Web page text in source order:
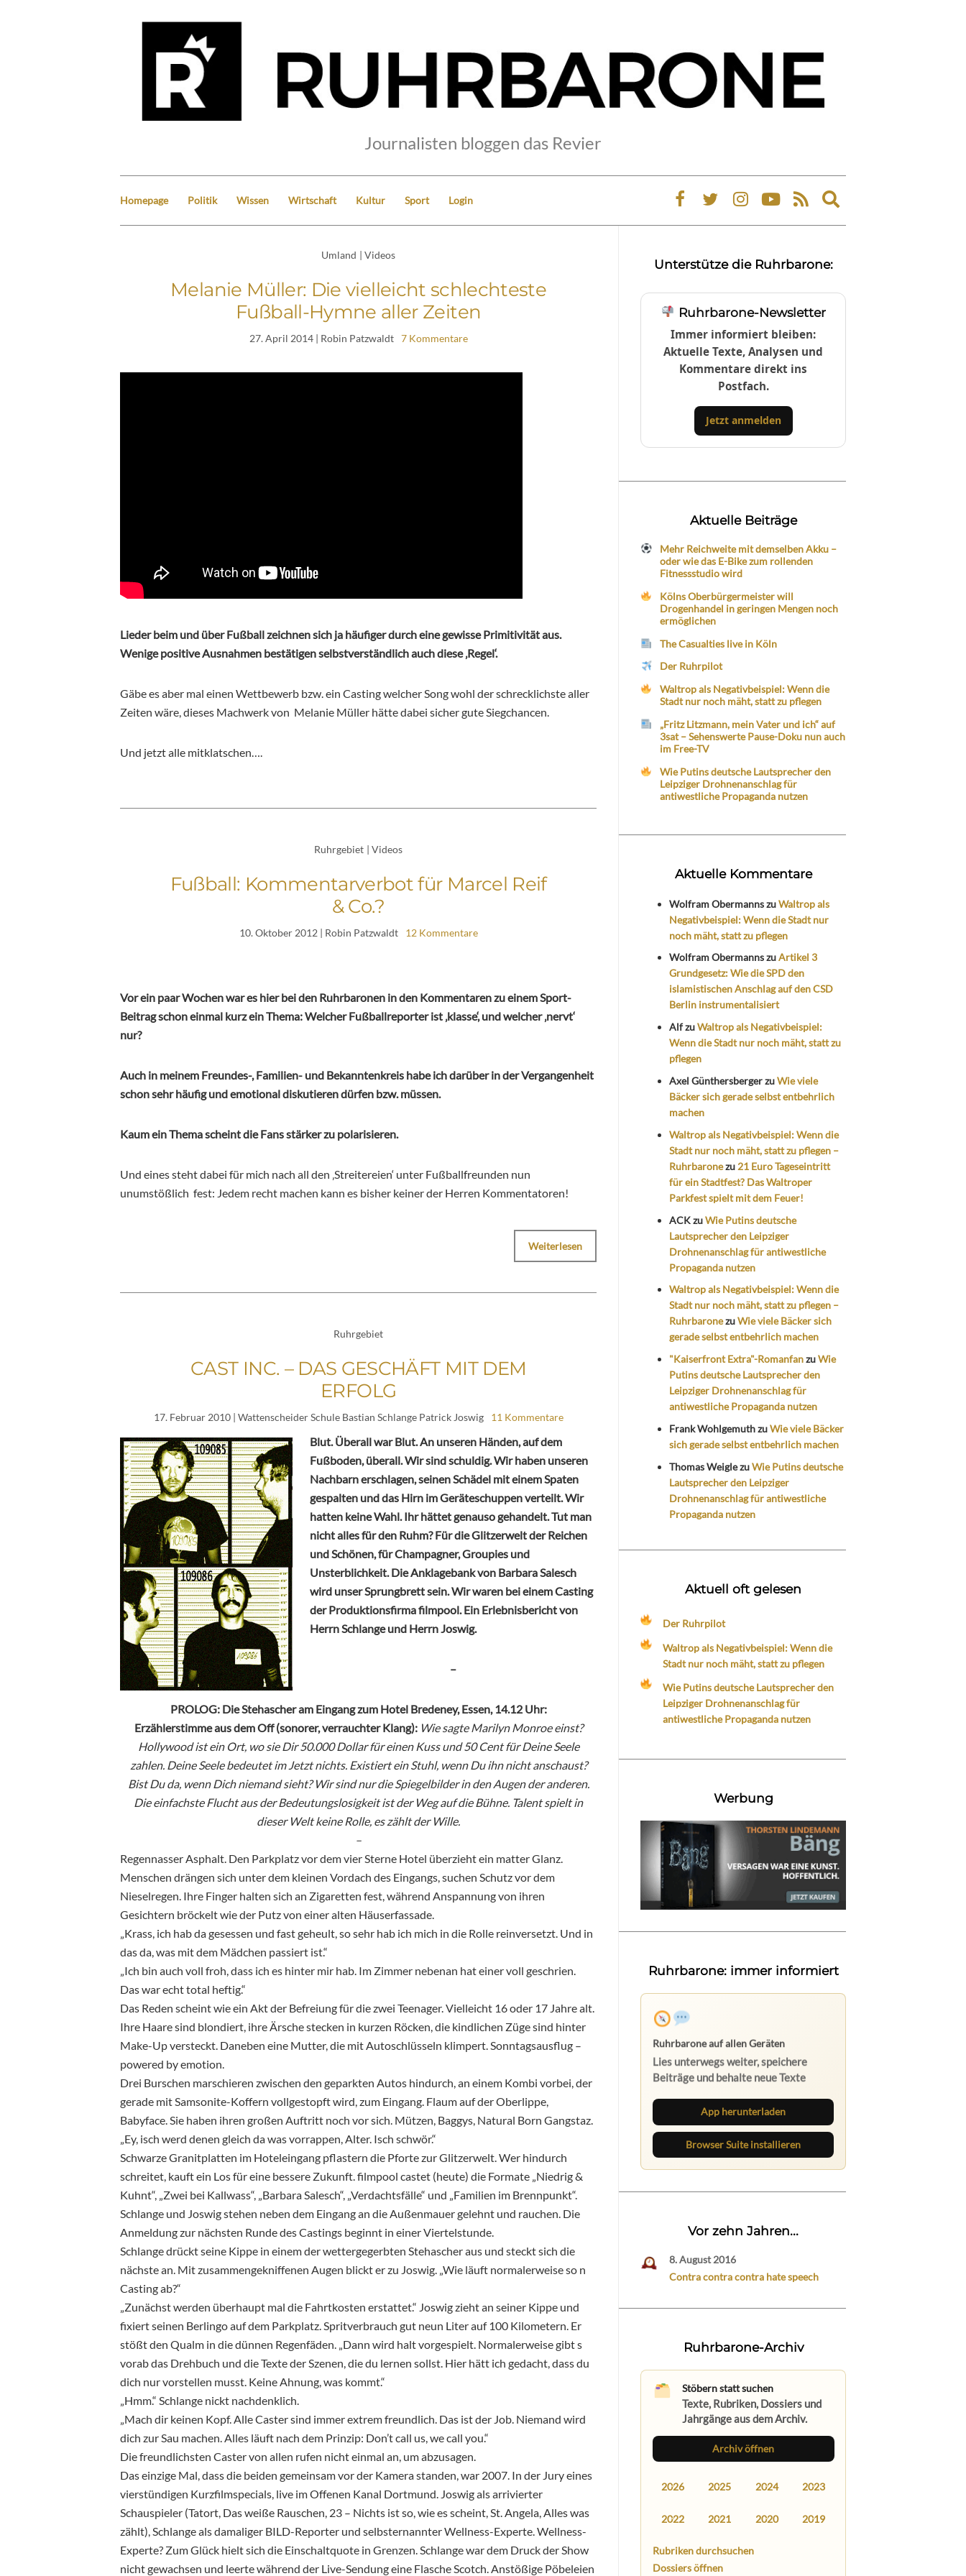
Journalisten bloggen das Revier
Homepage Politik Wissen Wirtschaft Kultur Sport Login
Expand
search
Umland | Videos
Melanie Müller: Die vielleicht schlechteste
Fußball-Hymne aller Zeiten
27. April 2014| Robin Patzwaldt 7 Kommentare
Lieder beim und über Fußball zeichnen sich ja häufiger durch eine gewisse Primitivität aus.
Wenige positive Ausnahmen bestätigen selbstverständlich auch diese ‚Regel‘.
Gäbe es aber mal einen Wettbewerb bzw. ein Casting welcher Song wohl der schrecklichste aller
Zeiten wäre, dieses Machwerk von Melanie Müller hätte dabei sicher gute Siegchancen.
Und jetzt alle mitklatschen….
Ruhrgebiet | Videos
Fußball: Kommentarverbot für Marcel Reif
& Co.?
10. Oktober 2012| Robin Patzwaldt 12 Kommentare
Vor ein paar Wochen war es hier bei den Ruhrbaronen in den Kommentaren zu einem Sport-
Beitrag schon einmal kurz ein Thema: Welcher Fußballreporter ist ‚klasse‘, und welcher ‚nervt‘
nur?
Auch in meinem Freundes-, Familien- und Bekanntenkreis habe ich darüber in der Vergangenheit
schon sehr häufig und emotional diskutieren dürfen bzw. müssen.
Kaum ein Thema scheint die Fans stärker zu polarisieren.
Und eines steht dabei für mich nach all den ‚Streitereien‘ unter Fußballfreunden nun
unumstößlich fest: Jedem recht machen kann es bisher keiner der Herren Kommentatoren!
Weiterlesen
Ruhrgebiet
CAST INC. – DAS GESCHÄFT MIT DEM
ERFOLG
17. Februar 2010| Wattenscheider Schule Bastian Schlange Patrick Joswig 11 Kommentare
Blut. Überall war Blut. An unseren Händen, auf dem
Fußboden, überall. Wir sind schuldig. Wir haben unseren
Nachbarn erschlagen, seinen Schädel mit einem Spaten
gespalten und das Hirn im Geräteschuppen verteilt. Wir
hatten keine Wahl. Ihr hättet genauso gehandelt. Tut man
nicht alles für den Ruhm? Für die Glitzerwelt der Reichen
und Schönen, für Champagner, Groupies und
Unsterblichkeit. Die Anklagebank von Barbara Salesch
wird unser Sprungbrett sein. Wir waren bei einem Casting
der Produktionsfirma filmpool. Ein Erlebnisbericht von
Herrn Schlange und Herrn Joswig.
–
PROLOG: Die Stehascher am Eingang zum Hotel Bredeney, Essen, 14.12 Uhr:
Erzählerstimme aus dem Off (sonorer, verrauchter Klang): Wie sagte Marilyn Monroe einst?
Hollywood ist ein Ort, wo sie Dir 50.000 Dollar für einen Kuss und 50 Cent für Deine Seele
zahlen. Deine Seele bedeutet im Jetzt nichts. Existiert ein Stuhl, wenn Du ihn nicht anschaust?
Bist Du da, wenn Dich niemand sieht? Wir sind nur die Spiegelbilder in den Augen der anderen.
Die einfachste Flucht aus der Bedeutungslosigkeit ist der Weg auf die Bühne. Talent spielt in
dieser Welt keine Rolle, es zählt der Wille.
–
Regennasser Asphalt. Den Parkplatz vor dem vier Sterne Hotel überzieht ein matter Glanz.
Menschen drängen sich unter dem kleinen Vordach des Eingangs, suchen Schutz vor dem
Nieselregen. Ihre Finger halten sich an Zigaretten fest, während Anspannung von ihren
Gesichtern bröckelt wie der Putz von einer alten Häuserfassade.
„Krass, ich hab da gesessen und fast geheult, so sehr hab ich mich in die Rolle reinversetzt. Und in
das da, was mit dem Mädchen passiert ist.“
„Ich bin auch voll froh, dass ich es hinter mir hab. Im Zimmer nebenan hat einer voll geschrien.
Das war echt total heftig.“
Das Reden scheint wie ein Akt der Befreiung für die zwei Teenager. Vielleicht 16 oder 17 Jahre alt.
Ihre Haare sind blondiert, ihre Ärsche stecken in kurzen Röcken, die kindlichen Züge sind hinter
Make-Up versteckt. Daneben eine Mutter, die mit Autoschlüsseln klimpert. Sonntagsausflug –
powered by emotion.
Drei Burschen marschieren zwischen den geparkten Autos hindurch, an einem Kombi vorbei, der
gerade mit Samsonite-Koffern vollgestopft wird, zum Eingang. Flaum auf der Oberlippe,
Babyface. Sie haben ihren großen Auftritt noch vor sich. Mützen, Baggys, Natural Born Gangstaz.
„Ey, isch werd denen gleich da was vorrappen, Alter. Isch schwör.“
Schwarze Granitplatten im Hoteleingang pflastern die Pforte zur Glitzerwelt. Wer hindurch
schreitet, kauft ein Los für eine bessere Zukunft. filmpool castet (heute) die Formate „Niedrig &
Kuhnt“, „Zwei bei Kallwass“, „Barbara Salesch“, „Verdachtsfälle“ und „Familien im Brennpunkt“.
Schlange und Joswig stehen neben dem Eingang an die Außenmauer gelehnt und rauchen. Die
Anmeldung zur nächsten Runde des Castings beginnt in einer Viertelstunde.
Schlange drückt seine Kippe in einem der wettergegerbten Stehascher aus und steckt sich die
nächste an. Mit zusammengekniffenen Augen blickt er zu Joswig. „Wie läuft normalerweise so n
Casting ab?“
„Zunächst werden überhaupt mal die Fahrtkosten erstattet.“ Joswig zieht an seiner Kippe und
fixiert seinen Berlingo auf dem Parkplatz. Spritverbrauch gut neun Liter auf 100 Kilometern. Er
stößt den Qualm in die dünnen Regenfäden. „Dann wird halt vorgespielt. Normalerweise gibt s
vorab das Drehbuch und die Texte der Szenen, die du lernen sollst. Hier hätt ich gedacht, dass du
dich nur vorstellen musst. Keine Ahnung, was kommt.“
„Hmm.“ Schlange nickt nachdenklich.
„Mach dir keinen Kopf. Alle Caster sind immer extrem freundlich. Das ist der Job. Niemand wird
dich zur Sau machen. Alles läuft nach dem Prinzip: Don’t call us, we call you.“
Die freundlichsten Caster von allen rufen nicht einmal an, um abzusagen.
Das einzige Mal, dass die beiden gemeinsam vor der Kamera standen, war 2007. In der Jury eines
vierstündigen Kurzfilmspecials, live im Offenen Kanal Dortmund. Joswig als arrivierter
Schauspieler (Tatort, Das weiße Rauschen, 23 – Nichts ist so, wie es scheint, St. Angela, Alles was
zählt), Schlange als damaliger BILD-Reporter und selbsternannter Wellness-Experte. Wellness-
Experte? Zum Glück hielt sich die Einschaltquote in Grenzen. Schlange war dem Druck der Show
nicht gewachsen und leerte während der Live-Sendung eine Flasche Scotch. Anstößige Pöbeleien
Unterstütze die Ruhrbarone:
Ruhrbarone-Newsletter
Immer informiert bleiben:
Aktuelle Texte, Analysen und
Kommentare direkt ins
Postfach.
Jetzt anmelden
Aktuelle Beiträge
Mehr Reichweite mit demselben Akku –
oder wie das E-Bike zum rollenden
Fitnessstudio wird
Kölns Oberbürgermeister will
Drogenhandel in geringen Mengen noch
ermöglichen
The Casualties live in Köln
Der Ruhrpilot
Waltrop als Negativbeispiel: Wenn die
Stadt nur noch mäht, statt zu pflegen
„Fritz Litzmann, mein Vater und ich“ auf
3sat – Sehenswerte Pause-Doku nun auch
im Free-TV
Wie Putins deutsche Lautsprecher den
Leipziger Drohnenanschlag für
antiwestliche Propaganda nutzen
Aktuelle Kommentare
Wolfram ObermannszuWaltrop als
Negativbeispiel: Wenn die Stadt nur
noch mäht, statt zu pflegen
Wolfram ObermannszuArtikel 3
Grundgesetz: Wie die SPD den
islamistischen Anschlag auf den CSD
Berlin instrumentalisiert
AlfzuWaltrop als Negativbeispiel:
Wenn die Stadt nur noch mäht, statt zu
pflegen
Axel GünthersbergerzuWie viele
Bäcker sich gerade selbst entbehrlich
machen
Waltrop als Negativbeispiel: Wenn die
Stadt nur noch mäht, statt zu pflegen –
Ruhrbaronezu 21 Euro Tageseintritt
für ein Stadtfest? Das Waltroper
Parkfest spielt mit dem Feuer!
ACKzuWie Putins deutsche
Lautsprecher den Leipziger
Drohnenanschlag für antiwestliche
Propaganda nutzen
Waltrop als Negativbeispiel: Wenn die
Stadt nur noch mäht, statt zu pflegen –
RuhrbaronezuWie viele Bäcker sich
gerade selbst entbehrlich machen
"Kaiserfront Extra"-RomanfanzuWie
Putins deutsche Lautsprecher den
Leipziger Drohnenanschlag für
antiwestliche Propaganda nutzen
Frank WohlgemuthzuWie viele Bäcker
sich gerade selbst entbehrlich machen
Thomas WeiglezuWie Putins deutsche
Lautsprecher den Leipziger
Drohnenanschlag für antiwestliche
Propaganda nutzen
Aktuell oft gelesen
Der Ruhrpilot
Waltrop als Negativbeispiel: Wenn die
Stadt nur noch mäht, statt zu pflegen
Wie Putins deutsche Lautsprecher den
Leipziger Drohnenanschlag für
antiwestliche Propaganda nutzen
Werbung
Ruhrbarone: immer informiert
Ruhrbarone auf allen Geräten
Lies unterwegs weiter, speichere
Beiträge und behalte neue Texte
App herunterladen
Browser Suite installieren
Vor zehn Jahren...
8. August 2016
Contra contra contra hate speech
Ruhrbarone-Archiv
Stöbern statt suchen
Texte, Rubriken, Dossiers und
Jahrgänge aus dem Archiv.
Archiv öffnen
2026 2025 2024 2023
2022 2021 2020 2019
Rubriken durchsuchen
Dossiers öffnen